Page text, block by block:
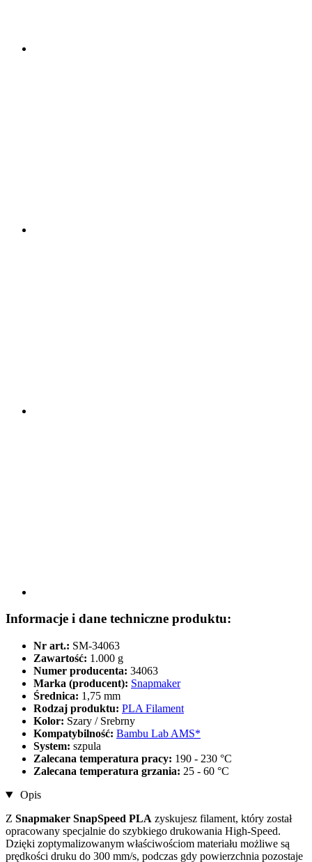
Informacje i dane techniczne produktu:
Nr art.: SM-34063
Zawartość: 1.000 g
Numer producenta: 34063
Marka (producent): Snapmaker
Średnica: 1,75 mm
Rodzaj produktu: PLA Filament
Kolor: Szary / Srebrny
Kompatybilność: Bambu Lab AMS*
System: szpula
Zalecana temperatura pracy: 190 - 230 °C
Zalecana temperatura grzania: 25 - 60 °C
Opis
Z Snapmaker SnapSpeed PLA zyskujesz filament, który został
opracowany specjalnie do szybkiego drukowania High-Speed.
Dzięki zoptymalizowanym właściwościom materiału możliwe są
prędkości druku do 300 mm/s, podczas gdy powierzchnia pozostaje